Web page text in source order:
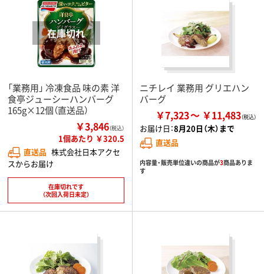
「業務用」 冷凍食品 味の素 洋
食亭ジューシーハンバーグ
165g×12個（直送品）
￥3,846（税込）
1個あたり ￥320.5
直送品 株式会社日本アクセ
スからお届け
在庫切れです
（次回入荷日未定）
ニチレイ 業務用 グリエハン
バーグ
￥7,323 ￥11,483
お届け日：8月20日（木）まで
直送品
内容量・販売単位違いの商品が3商品ありま
す